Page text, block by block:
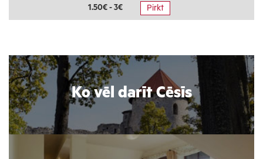
1.50€ - 3€ Pirkt
Ko vēl darīt Cēsīs